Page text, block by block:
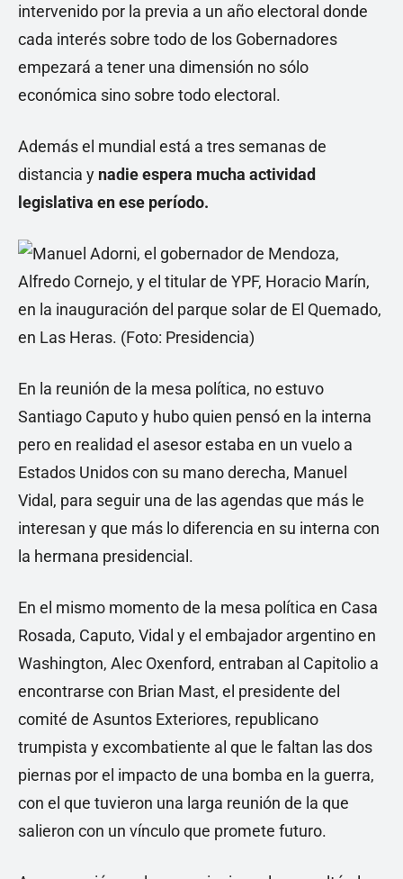
intervenido por la previa a un año electoral donde
cada interés sobre todo de los Gobernadores
empezará a tener una dimensión no sólo
económica sino sobre todo electoral.
Además el mundial está a tres semanas de
distancia y nadie espera mucha actividad
legislativa en ese período.
En la reunión de la mesa política, no estuvo
Santiago Caputo y hubo quien pensó en la interna
pero en realidad el asesor estaba en un vuelo a
Estados Unidos con su mano derecha, Manuel
Vidal, para seguir una de las agendas que más le
interesan y que más lo diferencia en su interna con
la hermana presidencial.
En el mismo momento de la mesa política en Casa
Rosada, Caputo, Vidal y el embajador argentino en
Washington, Alec Oxenford, entraban al Capitolio a
encontrarse con Brian Mast, el presidente del
comité de Asuntos Exteriores, republicano
trumpista y excombatiente al que le faltan las dos
piernas por el impacto de una bomba en la guerra,
con el que tuvieron una larga reunión de la que
salieron con un vínculo que promete futuro.